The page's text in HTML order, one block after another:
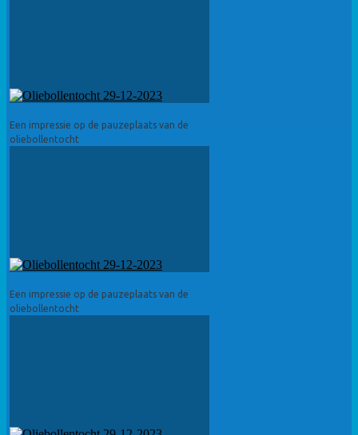
Een impressie op de pauzeplaats van de
oliebollentocht
Een impressie op de pauzeplaats van de
oliebollentocht